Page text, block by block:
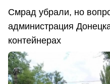
Смрад убрали, но
администрация
контейнерах